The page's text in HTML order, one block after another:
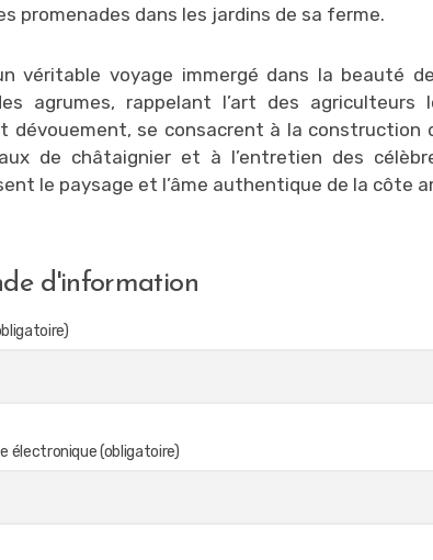
promenades dans les jardins de sa ferme.
véritable voyage immergé dans la beauté
agrumes, rappelant l’art des agriculteurs
dévouement, se consacrent à la construction
de châtaignier et à l’entretien des
le paysage et l’âme authentique de la côte
d'information
électronique (obligatoire)